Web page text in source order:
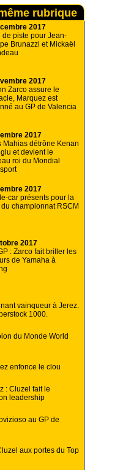
rubrique
2017
de piste pour Jean-
Brunazzi et Mickaël
2017
Zarco assure le
Marquez est
au GP de Valencia
2017
Mahias détrône Kenan
et devient le
roi du Mondial
2017
car présents pour la
championnat RSCM
2017
: Zarco fait briller les
de Yamaha à
vainqueur à Jerez.
1000.
du Monde World
enfonce le clou
: Cluzel fait le
leadership
au GP de
aux portes du Top